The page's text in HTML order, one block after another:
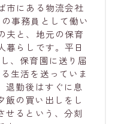
市にある物流会社
事務員として働い
夫と、地元の保育
暮らしです。平日
、保育園に送り届
生活を送っていま
退勤後はすぐに息
飯の買い出しをし
せるという、分刻